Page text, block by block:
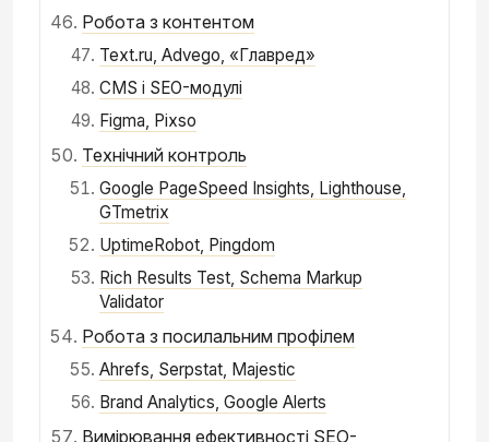
Робота з контентом
Text.ru, Advego, «Главред»
CMS і SEO-модулі
Figma, Pixso
Технічний контроль
Google PageSpeed Insights, Lighthouse,
GTmetrix
UptimeRobot, Pingdom
Rich Results Test, Schema Markup
Validator
Робота з посилальним профілем
Ahrefs, Serpstat, Majestic
Brand Analytics, Google Alerts
Вимірювання ефективності SEO-